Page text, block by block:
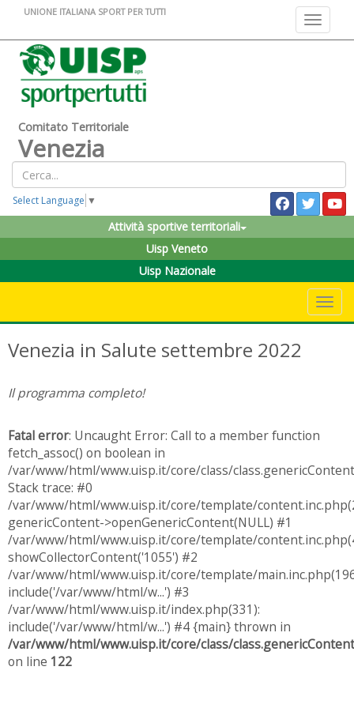
Toggle
UNIONE ITALIANA SPORT PER TUTTI
Comitato Territoriale
Venezia
Select Language ▼
Attività sportive territoriali
Uisp Veneto
Uisp Nazionale
Venezia in Salute settembre 2022
Il programma completo!
Fatal error: Uncaught Error: Call to a member function
fetch_assoc() on boolean in
/var/www/html/www.uisp.it/core/class/
Stack trace: #0
/var/www/html/www.uisp.it/core/template/
genericContent->openGenericContent(NULL) #1
/var/www/html/www.uisp.it/core/template/
showCollectorContent('1055') #2
/var/www/html/www.uisp.it/core/template/
include('/var/www/html/w...') #3
/var/www/html/www.uisp.it/index.php(331):
include('/var/www/html/w...') #4 {main} thrown in
/var/www/html/www.uisp.it/core/class/
on line 122